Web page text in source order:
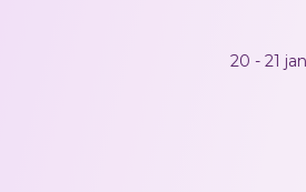
20 - 21